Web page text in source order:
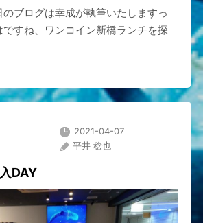
ブログは幸成が執筆いたしますっ
すね、ワンコイン新橋ランチを探
2021-04-07
平井 稔也
DAY